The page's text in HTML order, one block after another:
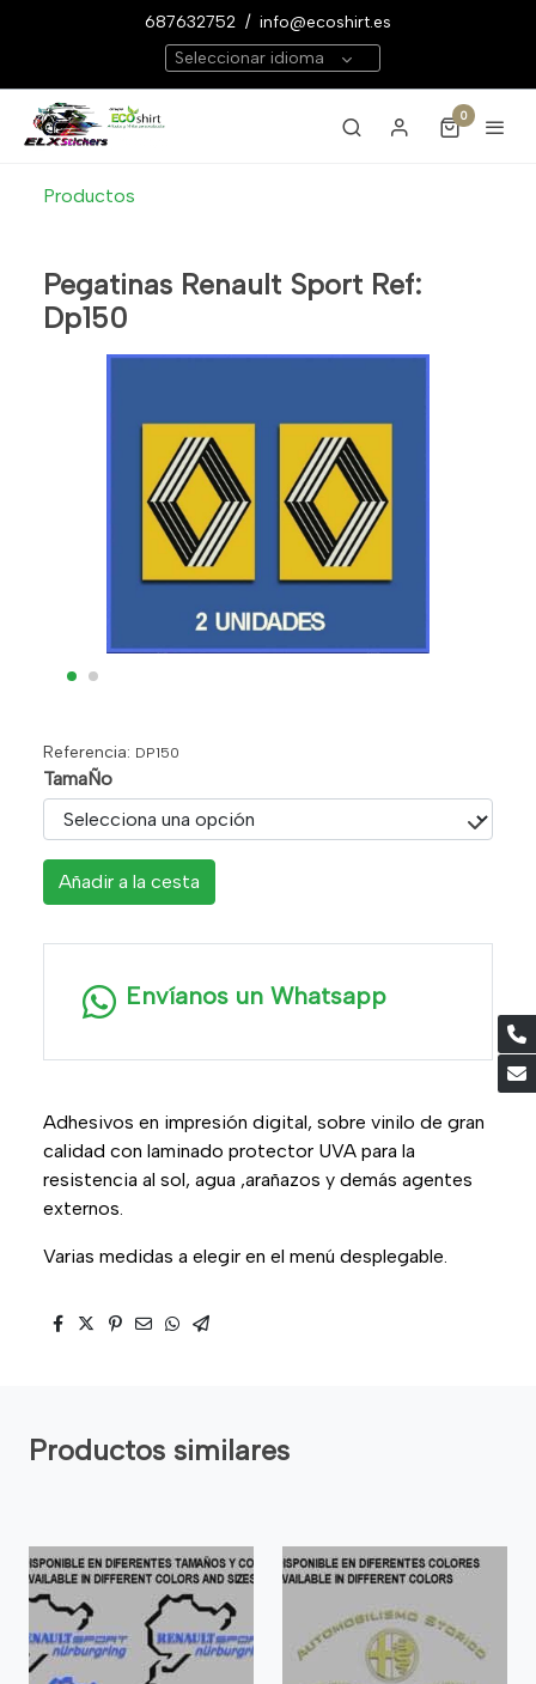
687632752 / info@ecoshirt.es
Seleccionar idioma
0
Productos
Pegatinas Renault Sport Ref:
Dp150
Referencia: DP150
TamaÑo
Añadir a la cesta
Envíanos un Whatsapp
Adhesivos en impresión digital, sobre vinilo de gran
calidad con laminado protector UVA para la
resistencia al sol, agua ,arañazos y demás agentes
externos.
Varias medidas a elegir en el menú desplegable.
Productos similares